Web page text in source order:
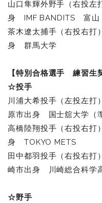
山口隼輝外野手（右投
身 IMF BANDITS 富山
茶木遼太捕手（右投右
身 群馬大学
【特別合格選手 練習生
☆投手
川浦大希投手（左投左打
原市出身 国士舘大学（
高橋陸翔投手（右投右
身 TOKYO METS
田中都羽投手（右投右
崎市出身 川崎総合科学
☆野手